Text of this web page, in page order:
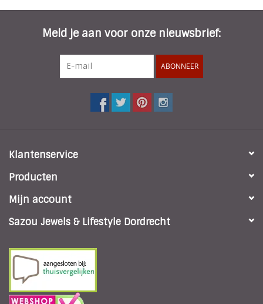
Meld je aan voor onze nieuwsbrief:
ABONNEER
Klantenservice
Producten
Mijn account
Sazou Jewels & Lifestyle Dordrecht